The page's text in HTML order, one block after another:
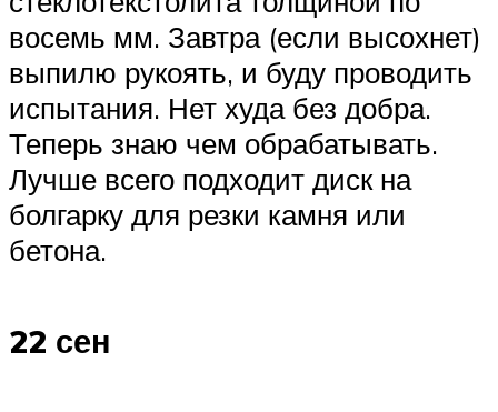
восемь мм. Завтра (если высохнет)
выпилю рукоять, и буду проводить
испытания. Нет худа без добра.
Теперь знаю чем обрабатывать.
Лучше всего подходит диск на
болгарку для резки камня или
бетона.
22 сен